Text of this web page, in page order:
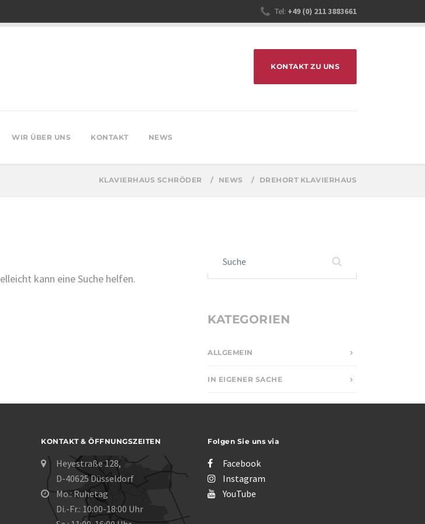
Tel: +49 (0) 211 3883661
WIR ÜBER UNS KONTAKT NEWS
KONTAKT ZU UNS
KLAVIERHAUS SCHRÖDER NEWS DREHORT KLAVIERHAUS
kann eine Suche helfen.
KATEGORIEN
ALLGEMEIN
IN EIGENER SACHE
KONTAKT & ÖFFNUNGSZEITEN
Heyestraße 128,
D-40625 Düsseldorf
Mo.: Ruhetag
Di.-Fr.: 10:00-18:00 Uhr
Folgen Sie uns via
Facebook
Instagram
YouTube